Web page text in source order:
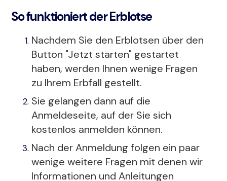
So funktioniert der Erblotse
Nachdem Sie den Erblotsen über den
Button "Jetzt starten" gestartet
haben, werden Ihnen wenige Fragen
zu Ihrem Erbfall gestellt.
Sie gelangen dann auf die
Anmeldeseite, auf der Sie sich
kostenlos anmelden können.
Nach der Anmeldung folgen ein paar
wenige weitere Fragen mit denen wir
Informationen und Anleitungen